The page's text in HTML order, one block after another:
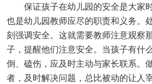
保证孩子在幼儿园的安全是大家时
也是幼儿园教师应尽的职责和义务。
刻强调安全。这就需要教师注意观察
子，提醒他们注意安全。当孩子有什
倒、磕伤，应及时主动与家长联系。
者，及时解决问题，总比被动的让人